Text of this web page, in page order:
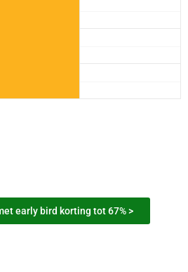
early bird korting tot 67% >